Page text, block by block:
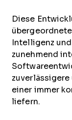
Diese
Intelligenz
zunehmend
einer immer
liefern.